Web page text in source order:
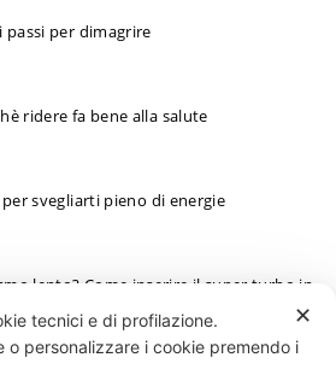
passi per dimagrire
ridere fa bene alla salute
svegliarti pieno di energie
lento? Come inserire il super turbo in
✕
tecnici e di profilazione.
o personalizzare i cookie premendo i